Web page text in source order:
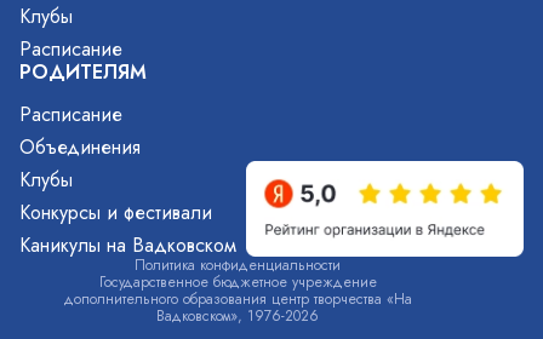
Клубы
Расписание
РОДИТЕЛЯМ
Расписание
Объединения
Клубы
Конкурсы и фестивали
Каникулы на Вадковском
Государственное бюджетное учреждение
дополнительного образования центр творчества «На
Вадковском», 1976-2026
Политика конфиденциальности